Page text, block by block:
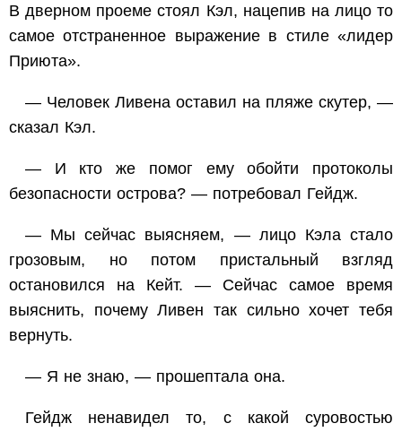
В дверном проеме стоял Кэл, нацепив на лицо то
самое отстраненное выражение в стиле «лидер
Приюта».
— Человек Ливена оставил на пляже скутер, —
сказал Кэл.
— И кто же помог ему обойти протоколы
безопасности острова? — потребовал Гейдж.
— Мы сейчас выясняем, — лицо Кэла стало
грозовым, но потом пристальный взгляд
остановился на Кейт. — Сейчас самое время
выяснить, почему Ливен так сильно хочет тебя
вернуть.
— Я не знаю, — прошептала она.
Гейдж ненавидел то, с какой суровостью